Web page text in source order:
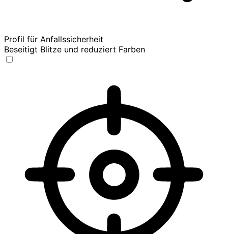
Profil für Anfallssicherheit
Beseitigt Blitze und reduziert Farben